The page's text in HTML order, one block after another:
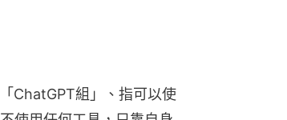
ChatGPT組」、指可以使